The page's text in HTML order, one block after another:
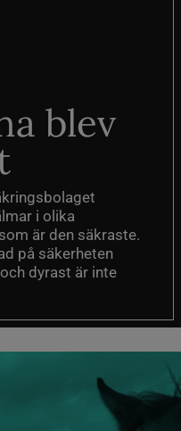
blev
i olika
är den säkraste.
på säkerheten
dyrast är inte